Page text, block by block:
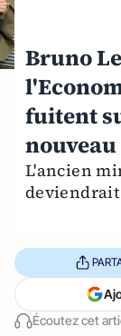
Bruno
fuitent
L'ancien
Écoutez cet